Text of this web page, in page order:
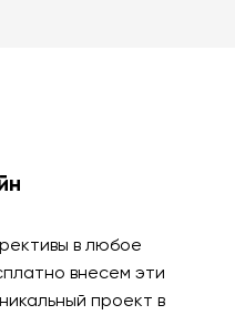
в любое
внесем эти
проект в